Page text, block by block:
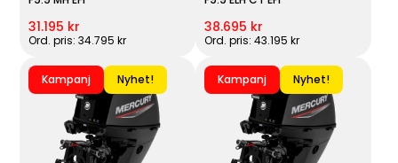
31.195 kr
Ord. pris: 34.795 kr
38.695 kr
Ord. pris: 43.195 kr
Kampanj Nyhet! Kampanj Nyhet!